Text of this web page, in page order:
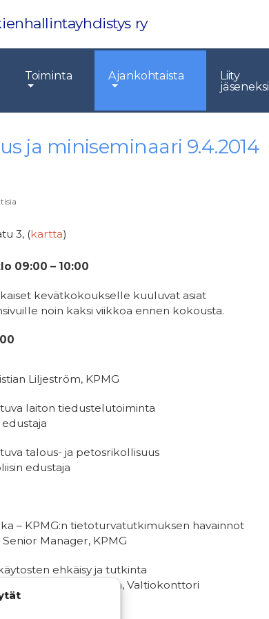
ry
Toiminta Ajankohtaista
Liity
jäseneksi
ja miniseminaari 9.4.2014
3, (kartta)
09:00 – 10:00
kevätkokoukselle kuuluvat asiat
noin kaksi viikkoa ennen kokousta.
Liljeström, KPMG
laiton tiedustelutoiminta
edustaja
talous- ja petosrikollisuus
edustaja
– KPMG:n tietoturvatutkimuksen havainnot
Senior Manager, KPMG
ehkäisy ja tutkinta
Riskienhallintajohtaja, Valtiokonttori